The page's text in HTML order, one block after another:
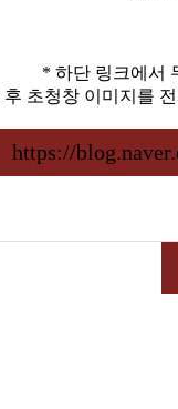
* 하단 링크에서
초청창 이미지를
https://